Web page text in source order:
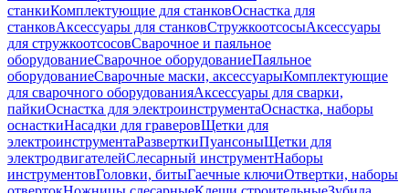
станкиКомплектующие для станковОснастка для
станковАксессуары для станковСтружкоотсосыАксессуары
для стружкоотсосовСварочное и паяльное
оборудованиеСварочное оборудованиеПаяльное
оборудованиеСварочные маски, аксессуарыКомплектующие
для сварочного оборудованияАксессуары для сварки,
пайкиОснастка для электроинструментаОснастка, наборы
оснасткиНасадки для граверовЩетки для
электроинструментаРазверткиПуансоныЩетки для
электродвигателейСлесарный инструментНаборы
инструментовГоловки, битыГаечные ключиОтвертки, наборы